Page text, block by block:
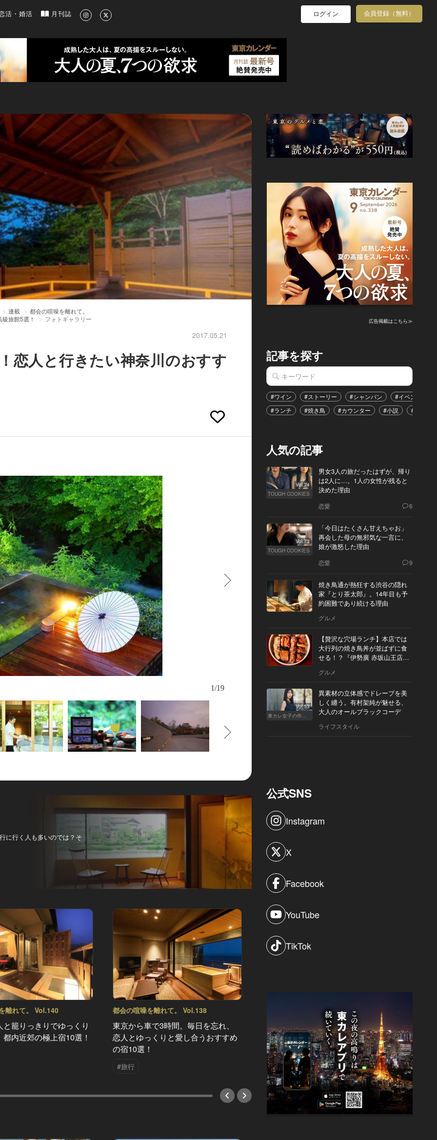
ルメ、洗練されたライフスタイル情報
活・婚活 月刊誌 ログイン 会員登録（無料）
連載
都会の喧噪を離れて。
旅館5選！
フォトギャラリー
2017.05.21
恋人と行きたい神奈川のおすす
1/19
に行く人も多いのでは？そ
離れて。 Vol.140
籠りっきりでゆっくり
内近郊の極上宿10選！
都会の喧噪を離れて。 Vol.138
東京から車で3時間。毎日を忘れ、
恋人とゆっくりと愛し合うおすすめ
の宿10選！
#旅行
都会の喧噪を離れて。 Vol.137
恋人と箱根・強羅で泊まるならこ
こ！おすすめの高級旅館5選！
#旅行
暑くな
過ごす
選！
広告掲載はこちら≫
記事を探す
#ワイン #ストーリー #シャンパン #イベント
#ランチ
#焼き鳥 #カウンター #小説 #恋愛
人気の記事
Vol.74
TOUGH COOKIES
男女3人の旅だったはずが、帰り
は2人に…。1人の女性が残ると
決めた理由
恋愛 6
Vol.73
TOUGH COOKIES
「今日はたくさん甘えちゃお」
再会した母の無邪気な一言に、
娘が激怒した理由
恋愛 9
焼き鳥通が熱狂する渋谷の隠れ
家『とり茶太郎』。14年目も予
約困難であり続ける理由
グルメ
【贅沢な穴場ランチ】本店では
大行列の焼き鳥丼が並ばずに食
せる！？『伊勢廣 赤坂山王店』
グルメ
Vol.53
東カレ女子の作り方
異素材の立体感でドレープを美
しく纏う。有村架純が魅せる、
大人のオールブラックコーデ
ライフスタイル
公式SNS
Instagram
X
Facebook
YouTube
TikTok